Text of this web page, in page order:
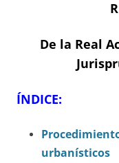
De la Real
ÍNDICE:
urbanísticos